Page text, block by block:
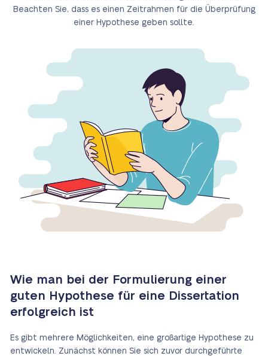
Beachten Sie, dass es einen Zeitrahmen für die Überprüfung
einer Hypothese geben sollte.
Wie man bei der Formulierung einer
guten Hypothese für eine Dissertation
erfolgreich ist
Es gibt mehrere Möglichkeiten, eine großartige Hypothese zu
entwickeln. Zunächst können Sie sich zuvor durchgeführte